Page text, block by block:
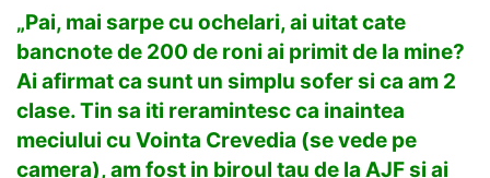
„Pai, mai sarpe cu ochelari, ai uitat cate
bancnote de 200 de roni ai primit de la mine?
Ai afirmat ca sunt un simplu sofer si ca am 2
clase. Tin sa iti reramintesc ca inaintea
meciului cu Vointa Crevedia (se vede pe
camera), am fost in biroul tau de la AJF si ai